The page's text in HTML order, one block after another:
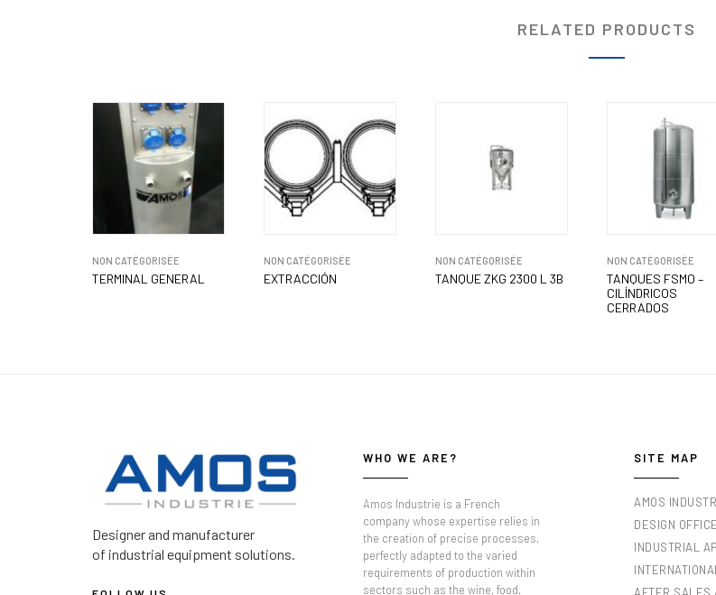
RELATED PRODUCTS
NON CATÉGORISÉE
TERMINAL GENERAL
NON CATÉGORISÉE
EXTRACCIÓN
NON CATÉGORISÉE
TANQUE ZKG 2300 L 3B
NON CATÉGORISÉE
TANQUES FSMO –
CILÍNDRICOS
CERRADOS
Designer and manufacturer
of industrial equipment solutions.
WHO WE ARE?
Amos Industrie is a French
company whose expertise relies in
the creation of precise processes,
perfectly adapted to the varied
requirements of production within
sectors such as the wine, food,
SITE MAP
AMOS
DESIGN OFFICE
INDUSTRIAL